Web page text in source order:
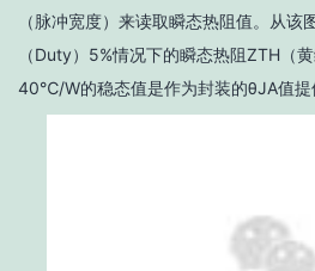
（脉冲宽度）来读取瞬态热阻值。从该
（Duty）5%情况下的瞬态热阻ZTH （
40℃/W的稳态值是作为封装的θJA值提